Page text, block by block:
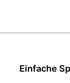
Einfache